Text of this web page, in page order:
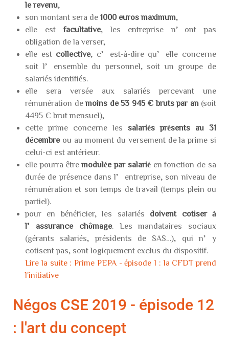
le revenu
son montant sera de 1000 euros maximum
elle estfacultative, les entreprise n’ont pas
obligation de la verser,
elle est collective, c’est-à-dire qu’elle concerne
soit l’ensemble du personnel, soit un groupe de
salariés identifiés.
elle sera versée aux salariés percevant une
rémunération demoins de 53 945 € bruts par an(soit
4495 € brut mensuel),
cette prime concerne les salariés présents au 31
décembre ou au moment du versement de la prime si
celui-ci est antérieur.
elle pourra êtremodulée par salariéen fonction de sa
durée de présence dans l’entreprise, son niveau de
rémunération et son temps de travail (temps plein ou
partiel).
pour en bénéficier, les salariés doivent cotiser à
l’assurance chômage. Les mandataires sociaux
(gérants salariés, présidents de SAS…), qui n’y
cotisent pas, sont logiquement exclus du dispositif.
Lire la suite : Prime PEPA - épisode 1 : la CFDT prend
l'initiative
Négos CSE 2019 - épisode 12
: l'art du concept